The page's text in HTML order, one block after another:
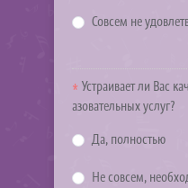
Совсем не
Устраивает ли Вас
азовательных услуг?
Да, полностью
Не совсем,